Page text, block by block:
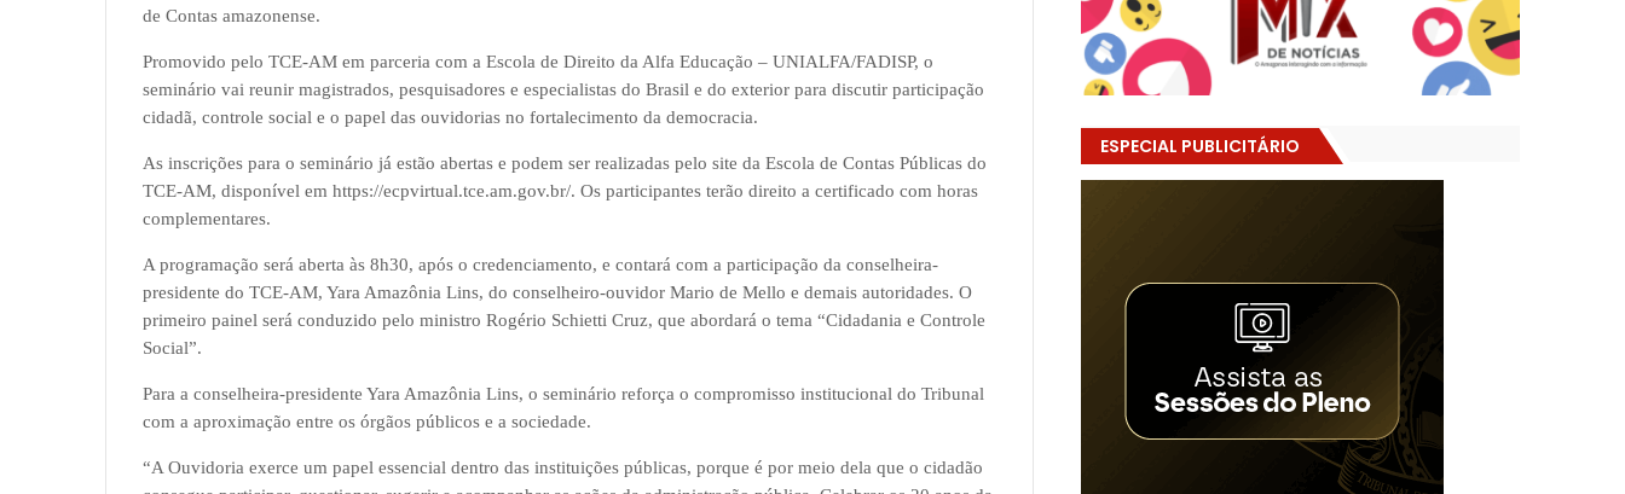
de Contas amazonense.
Promovido pelo TCE-AM em parceria com a Escola de Direito da Alfa Educação – UNIALFA/FADISP, o
seminário vai reunir magistrados, pesquisadores e especialistas do Brasil e do exterior para discutir participação
cidadã, controle social e o papel das ouvidorias no fortalecimento da democracia.
As inscrições para o seminário já estão abertas e podem ser realizadas pelo site da Escola de Contas Públicas do
TCE-AM, disponível em https://ecpvirtual.tce.am.gov.br/. Os participantes terão direito a certificado com horas
complementares.
A programação será aberta às 8h30, após o credenciamento, e contará com a participação da conselheira-
presidente do TCE-AM, Yara Amazônia Lins, do conselheiro-ouvidor Mario de Mello e demais autoridades. O
primeiro painel será conduzido pelo ministro Rogério Schietti Cruz, que abordará o tema “Cidadania e Controle
Social”.
Para a conselheira-presidente Yara Amazônia Lins, o seminário reforça o compromisso institucional do Tribunal
com a aproximação entre os órgãos públicos e a sociedade.
“A Ouvidoria exerce um papel essencial dentro das instituições públicas, porque é por meio dela que o cidadão
ESPECIAL PUBLICITÁRIO